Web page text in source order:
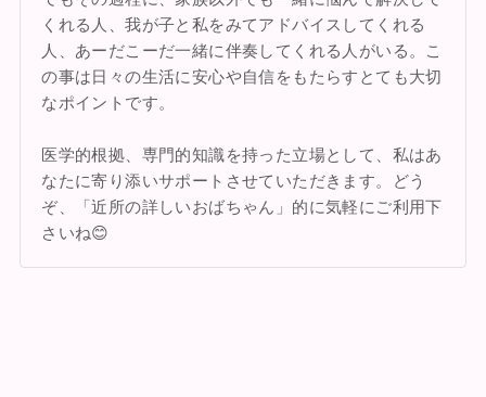
くれる人、我が子と私をみてアドバイスしてくれる
人、あーだこーだ一緒に伴奏してくれる人がいる。こ
の事は日々の生活に安心や自信をもたらすとても大切
なポイントです。
医学的根拠、専門的知識を持った立場として、私はあ
なたに寄り添いサポートさせていただきます。どう
ぞ、「近所の詳しいおばちゃん」的に気軽にご利用下
さいね😊